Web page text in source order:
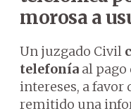
morosa a
Un juzgado Civil
telefonía al pago
intereses, a favor
remitido una